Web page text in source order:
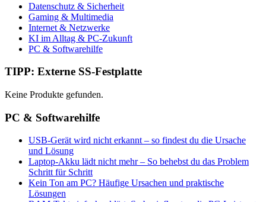
Datenschutz & Sicherheit
Gaming & Multimedia
Internet & Netzwerke
KI im Alltag & PC-Zukunft
PC & Softwarehilfe
TIPP: Externe SS-Festplatte
Keine Produkte gefunden.
PC & Softwarehilfe
USB-Gerät wird nicht erkannt – so findest du die Ursache
und Lösung
Laptop-Akku lädt nicht mehr – So behebst du das Problem
Schritt für Schritt
Kein Ton am PC? Häufige Ursachen und praktische
Lösungen